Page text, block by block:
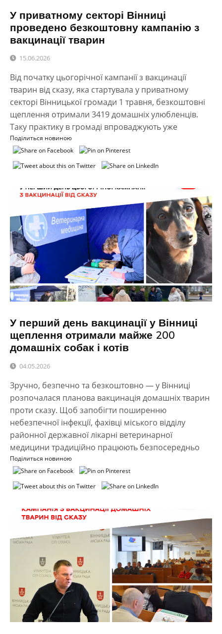
У приватному секторі Вінниці
проведено безкоштовну кампанію з
вакцинації тварин
15.06.2026
Від початку цьогорічної кампанії з вакцинації
тварин від сказу, яка стартувала у приватному
секторі Вінницької громади 1 травня, безкоштовні
щеплення отримали 3419 домашніх улюбленців.
Таку практику в громаді впроваджують уже
Поділиться новиною
У перший день вакцинації у Вінниці
щеплення отримали майже 200
домашніх собак і котів
04.05.2026
Зручно, безпечно та безкоштовно — у Вінниці
розпочалася планова вакцинація домашніх тварин
проти сказу. Щоб запобігти поширенню
небезпечної інфекції, фахівці міського відділу
районної державної лікарні ветеринарної
медицини традиційно працюють безпосередньо
Поділиться новиною